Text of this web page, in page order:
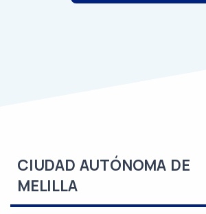
CIUDAD AUTÓNOMA DE
MELILLA